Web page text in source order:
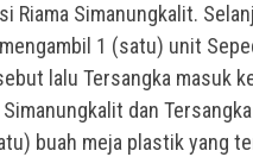
Riama Simanungkalit.
1 (satu) unit
lalu Tersangka masuk
dan Tersangka
buah meja plastik yang